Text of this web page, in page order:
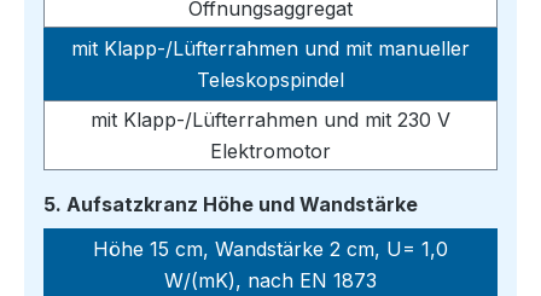
Öffnungsaggregat
mit Klapp-/Lüfterrahmen und mit manueller
Teleskopspindel
mit Klapp-/Lüfterrahmen und mit 230 V
Elektromotor
5. Aufsatzkranz Höhe und Wandstärkeauswählen
Höhe 15 cm, Wandstärke 2 cm, U= 1,0
W/(mK), nach EN 1873